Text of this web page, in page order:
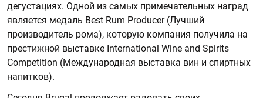
дегустациях. Одной из самых примечательных наград
является медаль Best Rum Producer (Лучший
производитель рома), которую компания получила на
престижной выставке International Wine and Spirits
Competition (Международная выставка вин и спиртных
напитков).